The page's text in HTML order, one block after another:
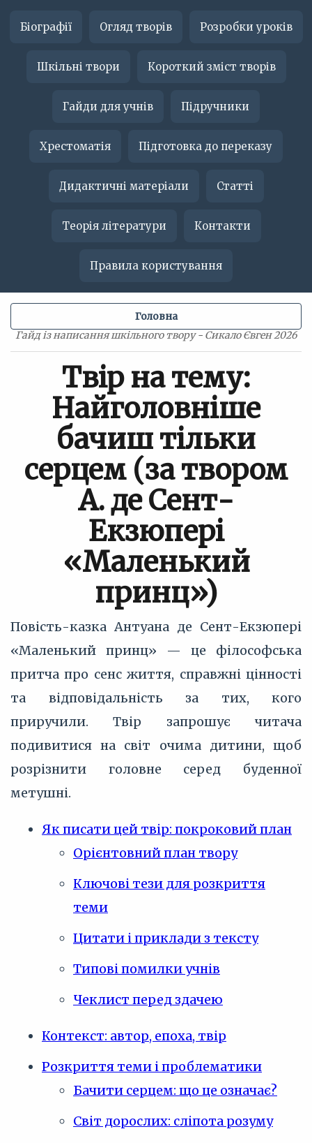
Біографії Огляд творів Розробки уроків
Шкільні твори Короткий зміст творів
Гайди для учнів Підручники
Хрестоматія Підготовка до переказу
Дидактичні матеріали Статті
Теорія літератури Контакти
Правила користування
Гайд із написання шкільного твору - Сикало Євген 2026
Головна
Твір на тему:
Найголовніше
бачиш тільки
серцем (за твором
А. де Сент-
Екзюпері
«Маленький
принц»)
Повість-казка Антуана де Сент-Екзюпері
«Маленький принц» — це філософська
притча про сенс життя, справжні цінності
та відповідальність за тих, кого
приручили. Твір запрошує читача
подивитися на світ очима дитини, щоб
розрізнити головне серед буденної
метушні.
Як писати цей твір: покроковий план
Орієнтовний план твору
Ключові тези для розкриття
теми
Цитати і приклади з тексту
Типові помилки учнів
Чеклист перед здачею
Контекст: автор, епоха, твір
Розкриття теми і проблематики
Бачити серцем: що це означає?
Світ дорослих: сліпота розуму